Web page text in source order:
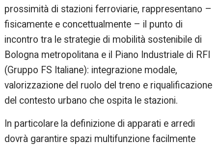
prossimità di stazioni ferroviarie, rappresentano –
fisicamente e concettualmente – il punto di
incontro tra le strategie di mobilità sostenibile di
Bologna metropolitana e il Piano Industriale di RFI
(Gruppo FS Italiane): integrazione modale,
valorizzazione del ruolo del treno e riqualificazione
del contesto urbano che ospita le stazioni.
In particolare la definizione di apparati e arredi
dovrà garantire spazi multifunzione facilmente